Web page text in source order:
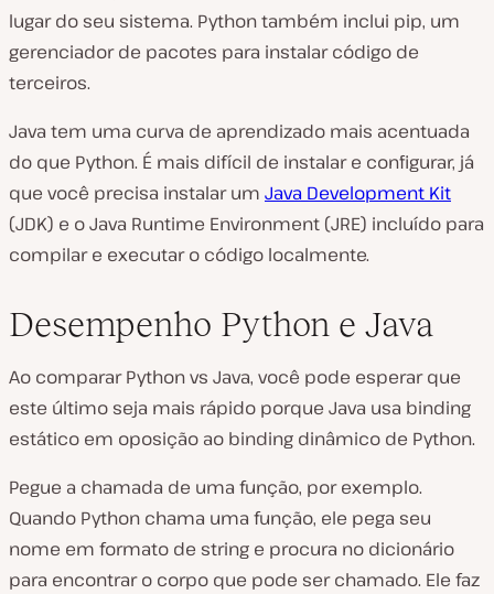
lugar do seu sistema. Python também inclui pip, um
gerenciador de pacotes para instalar código de
terceiros.
Java tem uma curva de aprendizado mais acentuada
do que Python. É mais difícil de instalar e configurar, já
que você precisa instalar um Java Development Kit
(JDK) e o Java Runtime Environment (JRE) incluído para
compilar e executar o código localmente.
Desempenho Python e Java
Ao comparar Python vs Java, você pode esperar que
este último seja mais rápido porque Java usa binding
estático em oposição ao binding dinâmico de Python.
Pegue a chamada de uma função, por exemplo.
Quando Python chama uma função, ele pega seu
nome em formato de string e procura no dicionário
para encontrar o corpo que pode ser chamado. Ele faz